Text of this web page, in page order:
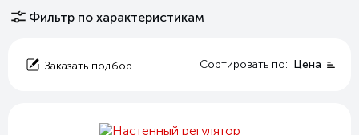
Фильтр по характеристикам
Сортировать по: Цена
Заказать подбор